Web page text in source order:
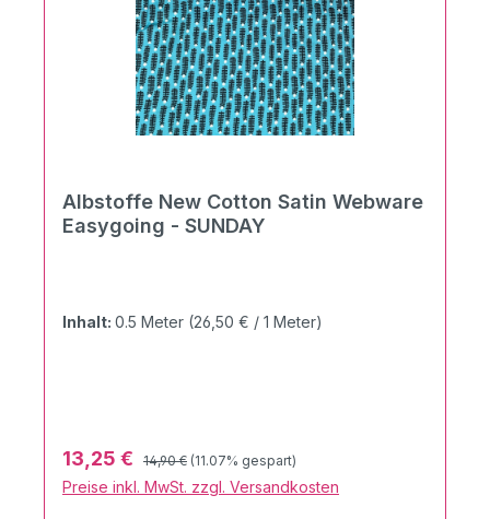
Albstoffe New Cotton Satin Webware
Easygoing - SUNDAY
Inhalt: 0.5 Meter (26,50 € / 1 Meter)
Verkaufspreis:
13,25 € Regulärer Preis:
14,90 € (11.07% gespart)
Preise inkl. MwSt. zzgl. Versandkosten